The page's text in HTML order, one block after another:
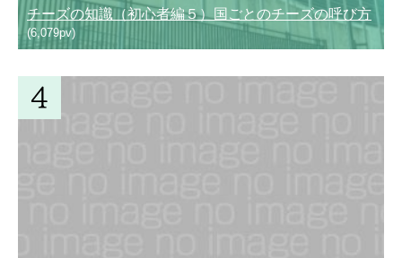
チーズの知識（初心者編５）国ごとのチーズの呼び方
(6,079pv)